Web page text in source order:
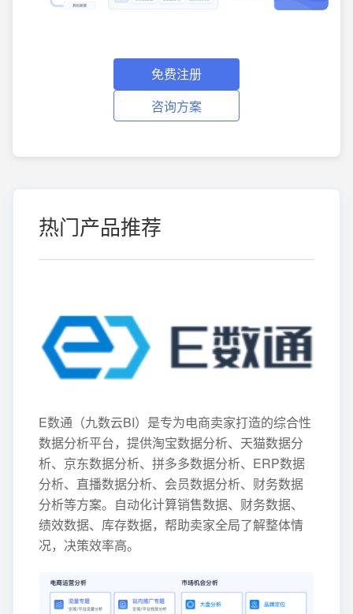
免费注册
咨询方案
热门产品推荐
E数通（九数云BI）是专为电商卖家打造的综合性
数据分析平台，提供淘宝数据分析、天猫数据分
析、京东数据分析、拼多多数据分析、ERP数据
分析、直播数据分析、会员数据分析、财务数据
分析等方案。自动化计算销售数据、财务数据、
绩效数据、库存数据，帮助卖家全局了解整体情
况，决策效率高。